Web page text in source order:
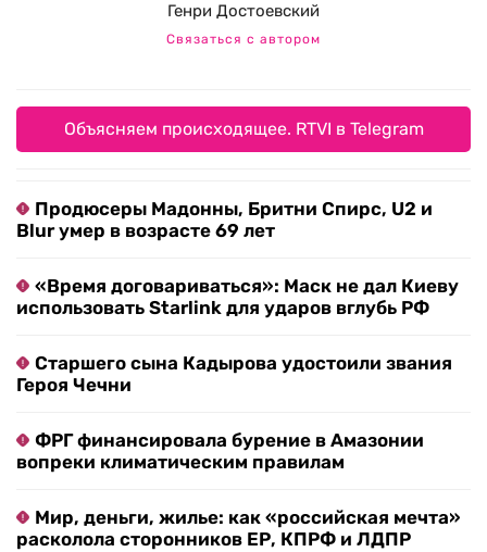
Генри Достоевский
Связаться с автором
Объясняем происходящее. RTVI в Telegram
Продюсеры Мадонны, Бритни Спирс, U2 и
Blur умер в возрасте 69 лет
«Время договариваться»: Маск не дал Киеву
использовать Starlink для ударов вглубь РФ
Старшего сына Кадырова удостоили звания
Героя Чечни
ФРГ финансировала бурение в Амазонии
вопреки климатическим правилам
Мир, деньги, жилье: как «российская мечта»
расколола сторонников ЕР, КПРФ и ЛДПР